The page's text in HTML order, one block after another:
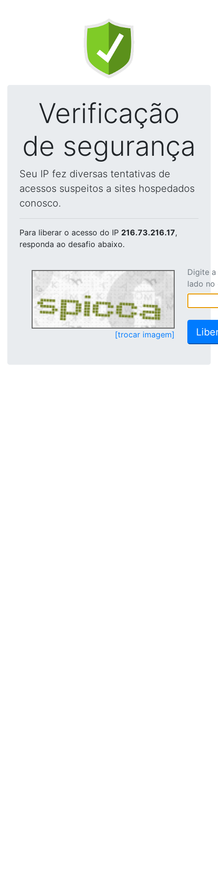
Verificação
de segurança
Seu IP fez diversas tentativas de
acessos suspeitos a sites hospedados
conosco.
Para liberar o acesso do IP 216.73.216.17,
responda ao desafio abaixo.
[trocar imagem]
Digite
lado no